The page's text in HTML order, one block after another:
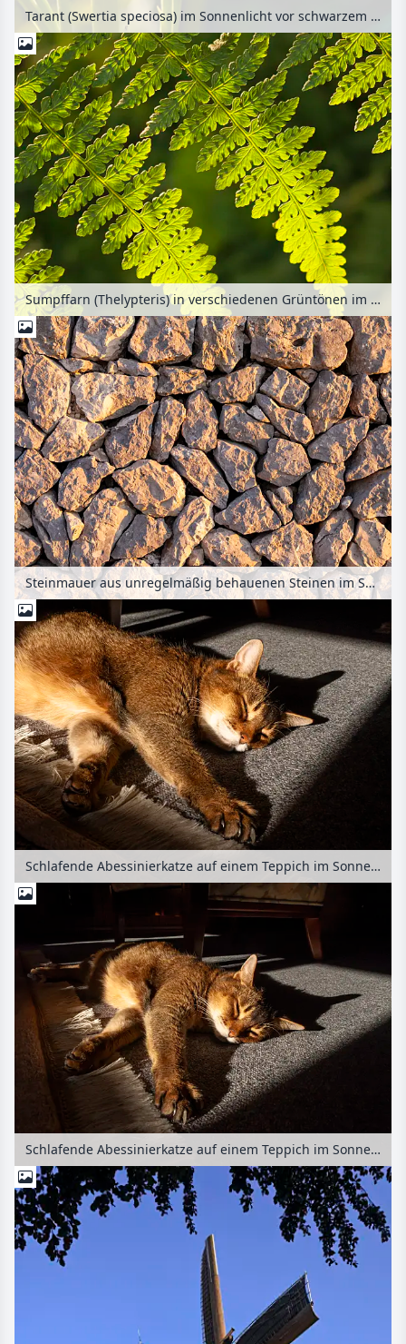
Tarant (Swertia speciosa) im Sonnenlicht vor schwarzem Hintergrund
Sumpffarn (Thelypteris) in verschiedenen Grüntönen im Sonnenlicht
Steinmauer aus unregelmäßig behauenen Steinen im Sonnenlicht
Schlafende Abessinierkatze auf einem Teppich im Sonnenlicht
Schlafende Abessinierkatze auf einem Teppich im Sonnenlicht